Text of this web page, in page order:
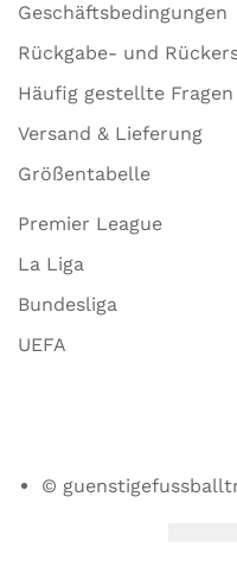
Geschäftsbedingungen
Rückgabe- und
Häufig gestellte Fragen
Versand & Lieferung
Größentabelle
Premier League
La Liga
Bundesliga
UEFA
©